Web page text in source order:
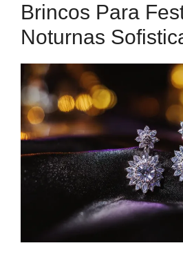
Brincos Para
Noturnas